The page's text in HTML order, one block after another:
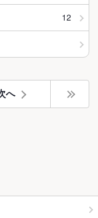
12
へ